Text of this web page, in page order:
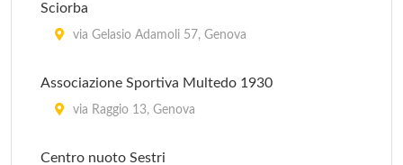
Associazione Sportiva Body Mind
piazza Alessi Galeazzo 2, Genova
Sciorba
via Gelasio Adamoli 57, Genova
Associazione Sportiva Multedo 1930
via Raggio 13, Genova
Centro nuoto Sestri